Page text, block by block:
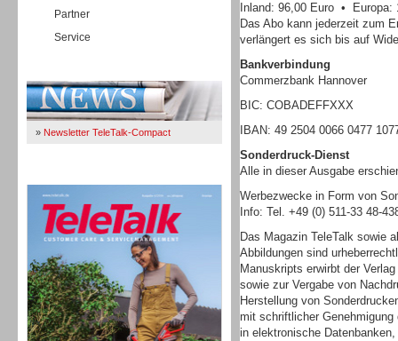
Partner
Service
» Newsletter TeleTalk-Compact
Inland: 96,00 Euro • Europa:
Das Abo kann jederzeit zum
verlängert es sich bis auf
Bankverbindung
Commerzbank Hannover
BIC: COBADEFFXXX
IBAN: 49 2504 0066 0477
Sonderdruck-Dienst
Alle in dieser Ausgabe
Werbezwecke in Form von
Info: Tel. +49 (0) 511-33 48-
Das Magazin TeleTalk sowie
Abbildungen sind
Manuskripts erwirbt der
sowie zur Vergabe von
Herstellung von
mit schriftlicher
in elektronische